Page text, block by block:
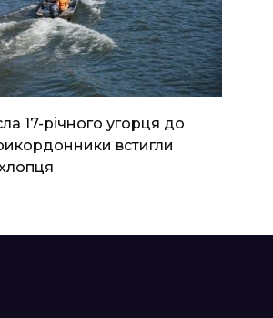
17-річного угорця до
встигли